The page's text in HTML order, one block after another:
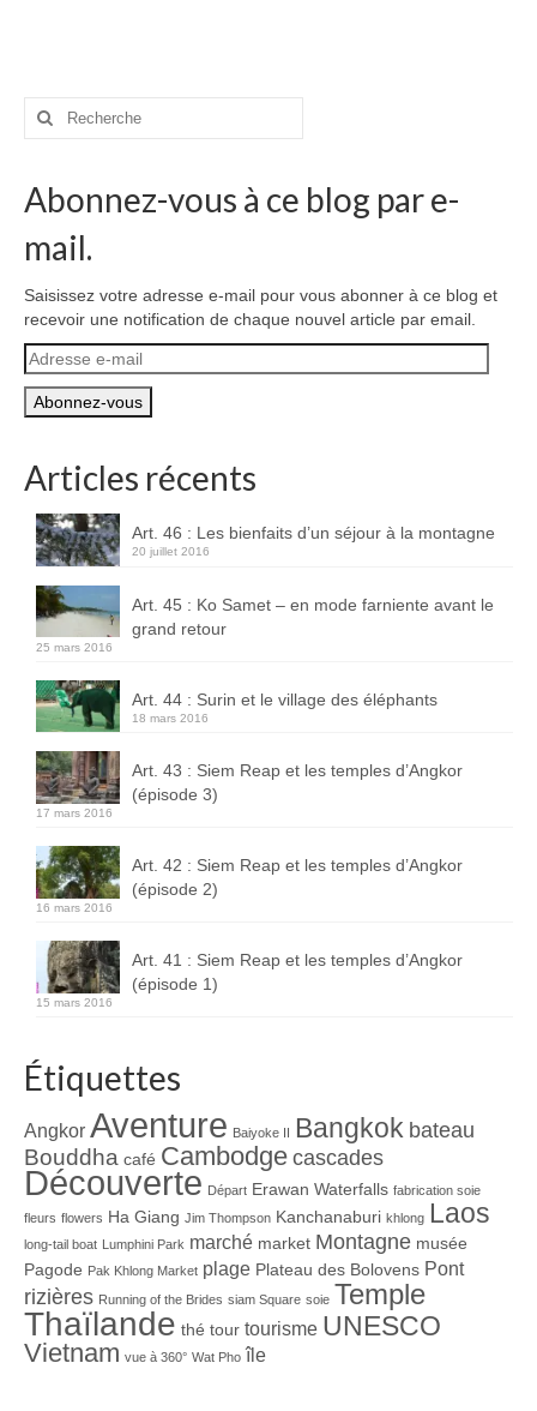
Rechercher
Abonnez-vous à ce blog par e-
mail.
Saisissez votre adresse e-mail pour vous abonner à ce blog et
recevoir une notification de chaque nouvel article par email.
Adresse
e-
mail
Articles récents
Art. 46 : Les bienfaits d’un séjour à la montagne
20 juillet 2016
Art. 45 : Ko Samet – en mode farniente avant le
grand retour
25 mars 2016
Art. 44 : Surin et le village des éléphants
18 mars 2016
Art. 43 : Siem Reap et les temples d’Angkor
(épisode 3)
17 mars 2016
Art. 42 : Siem Reap et les temples d’Angkor
(épisode 2)
16 mars 2016
Art. 41 : Siem Reap et les temples d’Angkor
(épisode 1)
15 mars 2016
Étiquettes
Angkor Aventure Baiyoke II Bangkok bateau
Bouddha café Cambodge cascades
Découverte Départ Erawan Waterfalls fabrication soie
fleurs flowers Ha Giang Jim Thompson Kanchanaburi khlong Laos
long-tail boat Lumphini Park marché market Montagne musée
Pagode Pak Khlong Market plage Plateau des Bolovens Pont
rizières Running of the Brides siam Square soie Temple
Thaïlande thé tour tourisme UNESCO
Vietnam vue à 360° Wat Pho île